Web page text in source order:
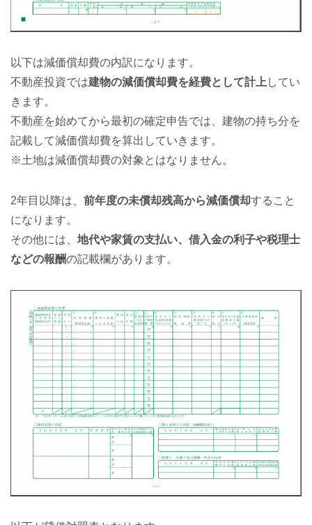
以下は減価償却費の内訳になります。
不動産投資では建物の減価償却費を経費として計上 してい
きます。
不動産を始めてから最初の確定申告では、建物の持ち分を
記載して減価償却費を算出していきます。
※土地は減価償却費の対象とはなりません。
2年目以降は、 前年度の未償却残高から減価償却すること
になります。
その他には、 地代や家賃の支払い、借入金の利子や税理士
などの報酬の記載欄があります。